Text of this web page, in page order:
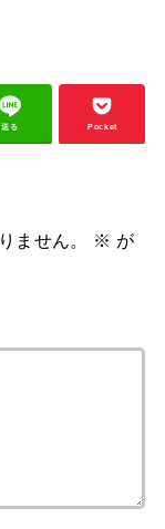
送る Pocket
ません。 ※ が